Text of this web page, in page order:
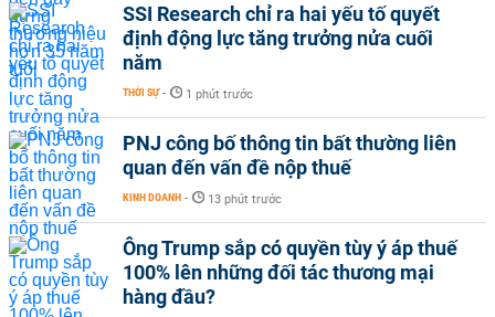
SSI Research chỉ ra hai yếu tố quyết
định động lực tăng trưởng nửa cuối
năm
THỜI SỰ - 1 phút trước
PNJ công bố thông tin bất thường liên
quan đến vấn đề nộp thuế
KINH DOANH - 13 phút trước
Ông Trump sắp có quyền tùy ý áp thuế
100% lên những đối tác thương mại
hàng đầu?